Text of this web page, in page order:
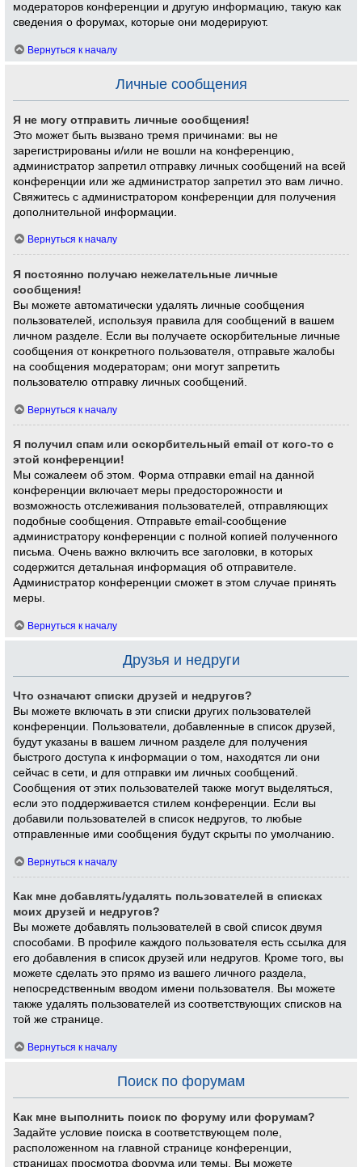
модераторов конференции и другую информацию, такую как
сведения о форумах, которые они модерируют.
Вернуться к началу
Личные сообщения
Я не могу отправить личные сообщения!
Это может быть вызвано тремя причинами: вы не
зарегистрированы и/или не вошли на конференцию,
администратор запретил отправку личных сообщений на всей
конференции или же администратор запретил это вам лично.
Свяжитесь с администратором конференции для получения
дополнительной информации.
Вернуться к началу
Я постоянно получаю нежелательные личные
сообщения!
Вы можете автоматически удалять личные сообщения
пользователей, используя правила для сообщений в вашем
личном разделе. Если вы получаете оскорбительные личные
сообщения от конкретного пользователя, отправьте жалобы
на сообщения модераторам; они могут запретить
пользователю отправку личных сообщений.
Вернуться к началу
Я получил спам или оскорбительный email от кого-то с
этой конференции!
Мы сожалеем об этом. Форма отправки email на данной
конференции включает меры предосторожности и
возможность отслеживания пользователей, отправляющих
подобные сообщения. Отправьте email-сообщение
администратору конференции с полной копией полученного
письма. Очень важно включить все заголовки, в которых
содержится детальная информация об отправителе.
Администратор конференции сможет в этом случае принять
меры.
Вернуться к началу
Друзья и недруги
Что означают списки друзей и недругов?
Вы можете включать в эти списки других пользователей
конференции. Пользователи, добавленные в список друзей,
будут указаны в вашем личном разделе для получения
быстрого доступа к информации о том, находятся ли они
сейчас в сети, и для отправки им личных сообщений.
Сообщения от этих пользователей также могут выделяться,
если это поддерживается стилем конференции. Если вы
добавили пользователей в список недругов, то любые
отправленные ими сообщения будут скрыты по умолчанию.
Вернуться к началу
Как мне добавлять/удалять пользователей в списках
моих друзей и недругов?
Вы можете добавлять пользователей в свой список двумя
способами. В профиле каждого пользователя есть ссылка для
его добавления в список друзей или недругов. Кроме того, вы
можете сделать это прямо из вашего личного раздела,
непосредственным вводом имени пользователя. Вы можете
также удалять пользователей из соответствующих списков на
той же странице.
Вернуться к началу
Поиск по форумам
Как мне выполнить поиск по форуму или форумам?
Задайте условие поиска в соответствующем поле,
расположенном на главной странице конференции,
страницах просмотра форума или темы. Вы можете